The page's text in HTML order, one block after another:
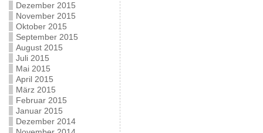
Dezember 2015
November 2015
Oktober 2015
September 2015
August 2015
Juli 2015
Mai 2015
April 2015
März 2015
Februar 2015
Januar 2015
Dezember 2014